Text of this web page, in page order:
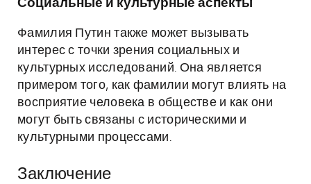
Социальные и культурные аспекты
Фамилия Путин также может вызывать
интерес с точки зрения социальных и
культурных исследований. Она является
примером того, как фамилии могут влиять на
восприятие человека в обществе и как они
могут быть связаны с историческими и
культурными процессами.
Заключение